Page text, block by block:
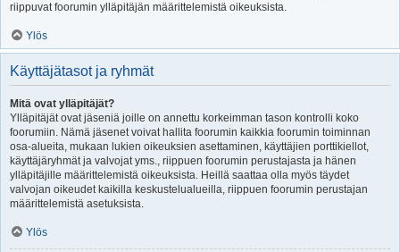
riippuvat foorumin ylläpitäjän määrittelemistä oikeuksista.
Ylös
Käyttäjätasot ja ryhmät
Mitä ovat ylläpitäjät?
Ylläpitäjät ovat jäseniä joille on annettu korkeimman tason kontrolli koko
foorumiin. Nämä jäsenet voivat hallita foorumin kaikkia foorumin toiminnan
osa-alueita, mukaan lukien oikeuksien asettaminen, käyttäjien porttikiellot,
käyttäjäryhmät ja valvojat yms., riippuen foorumin perustajasta ja hänen
ylläpitäjille määrittelemistä oikeuksista. Heillä saattaa olla myös täydet
valvojan oikeudet kaikilla keskustelualueilla, riippuen foorumin perustajan
määrittelemistä asetuksista.
Ylös